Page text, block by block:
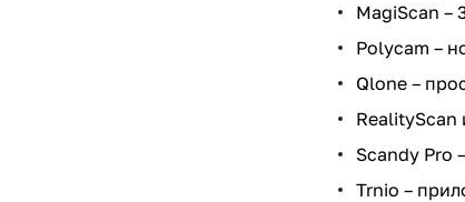
MagiScan –
Polycam –
Qlone –
RealityScan
Scandy Pro
Trnio –